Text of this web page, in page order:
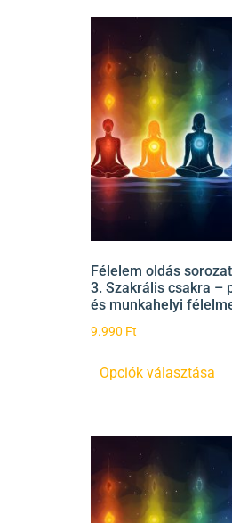
Félelem oldás
3. Szakrális csakra –
és munkahelyi
9.990 Ft
Opciók választása